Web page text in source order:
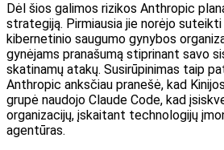
Dėl šios galimos rizikos Anthropic
strategiją. Pirmiausia jie norėjo
kibernetinio saugumo gynybos
gynėjams pranašumą stiprinant savo
skatinamų atakų. Susirūpinimas taip
Anthropic anksčiau pranešė, kad
grupė naudojo Claude Code, kad
organizacijų, įskaitant technologijų
agentūras.